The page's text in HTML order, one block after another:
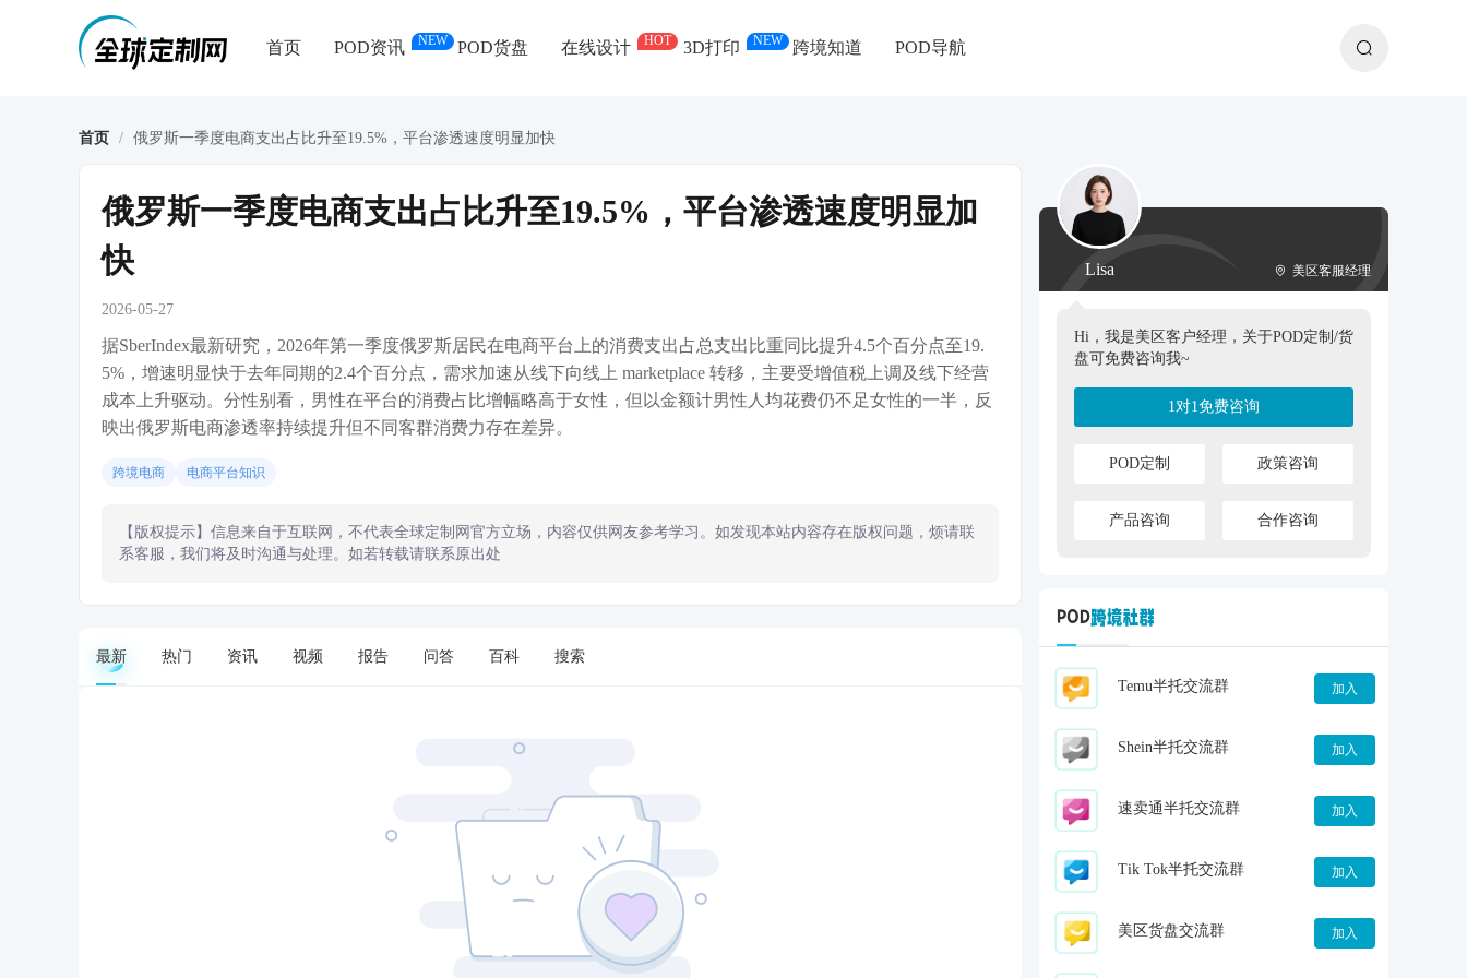
首页 POD资讯 NEW POD货盘 在线设计 HOT 3D打印 NEW 跨境知道 POD导航
首页 / 俄罗斯一季度电商支出占比升至19.5%，平台渗透速度明显加快
俄罗斯一季度电商支出占比升至19.5%，平台渗透速度明显加
快
2026-05-27
据SberIndex最新研究，2026年第一季度俄罗斯居民在电商平台上的消费支出占总支出比重同比提升4.5个百分点至19.
5%，增速明显快于去年同期的2.4个百分点，需求加速从线下向线上 marketplace 转移，主要受增值税上调及线下经营
成本上升驱动。分性别看，男性在平台的消费占比增幅略高于女性，但以金额计男性人均花费仍不足女性的一半，反
映出俄罗斯电商渗透率持续提升但不同客群消费力存在差异。
跨境电商 电商平台知识
【版权提示】信息来自于互联网，不代表全球定制网官方立场，内容仅供网友参考学习。如发现本站内容存在版权问题，烦请联
系客服，我们将及时沟通与处理。如若转载请联系原出处
最新 热门 资讯 视频 报告 问答 百科 搜索
Lisa 美区客服经理
Hi，我是美区客户经理，关于POD定制/货
盘可免费咨询我~
1对1免费咨询
POD定制 政策咨询
产品咨询 合作咨询
Temu半托交流群 加入
Shein半托交流群 加入
速卖通半托交流群 加入
Tik Tok半托交流群 加入
美区货盘交流群 加入